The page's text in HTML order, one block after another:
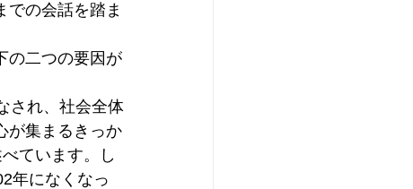
での会話を踏ま
の二つの要因が
され、社会全体
が集まるきっか
ています。し
年になくなっ